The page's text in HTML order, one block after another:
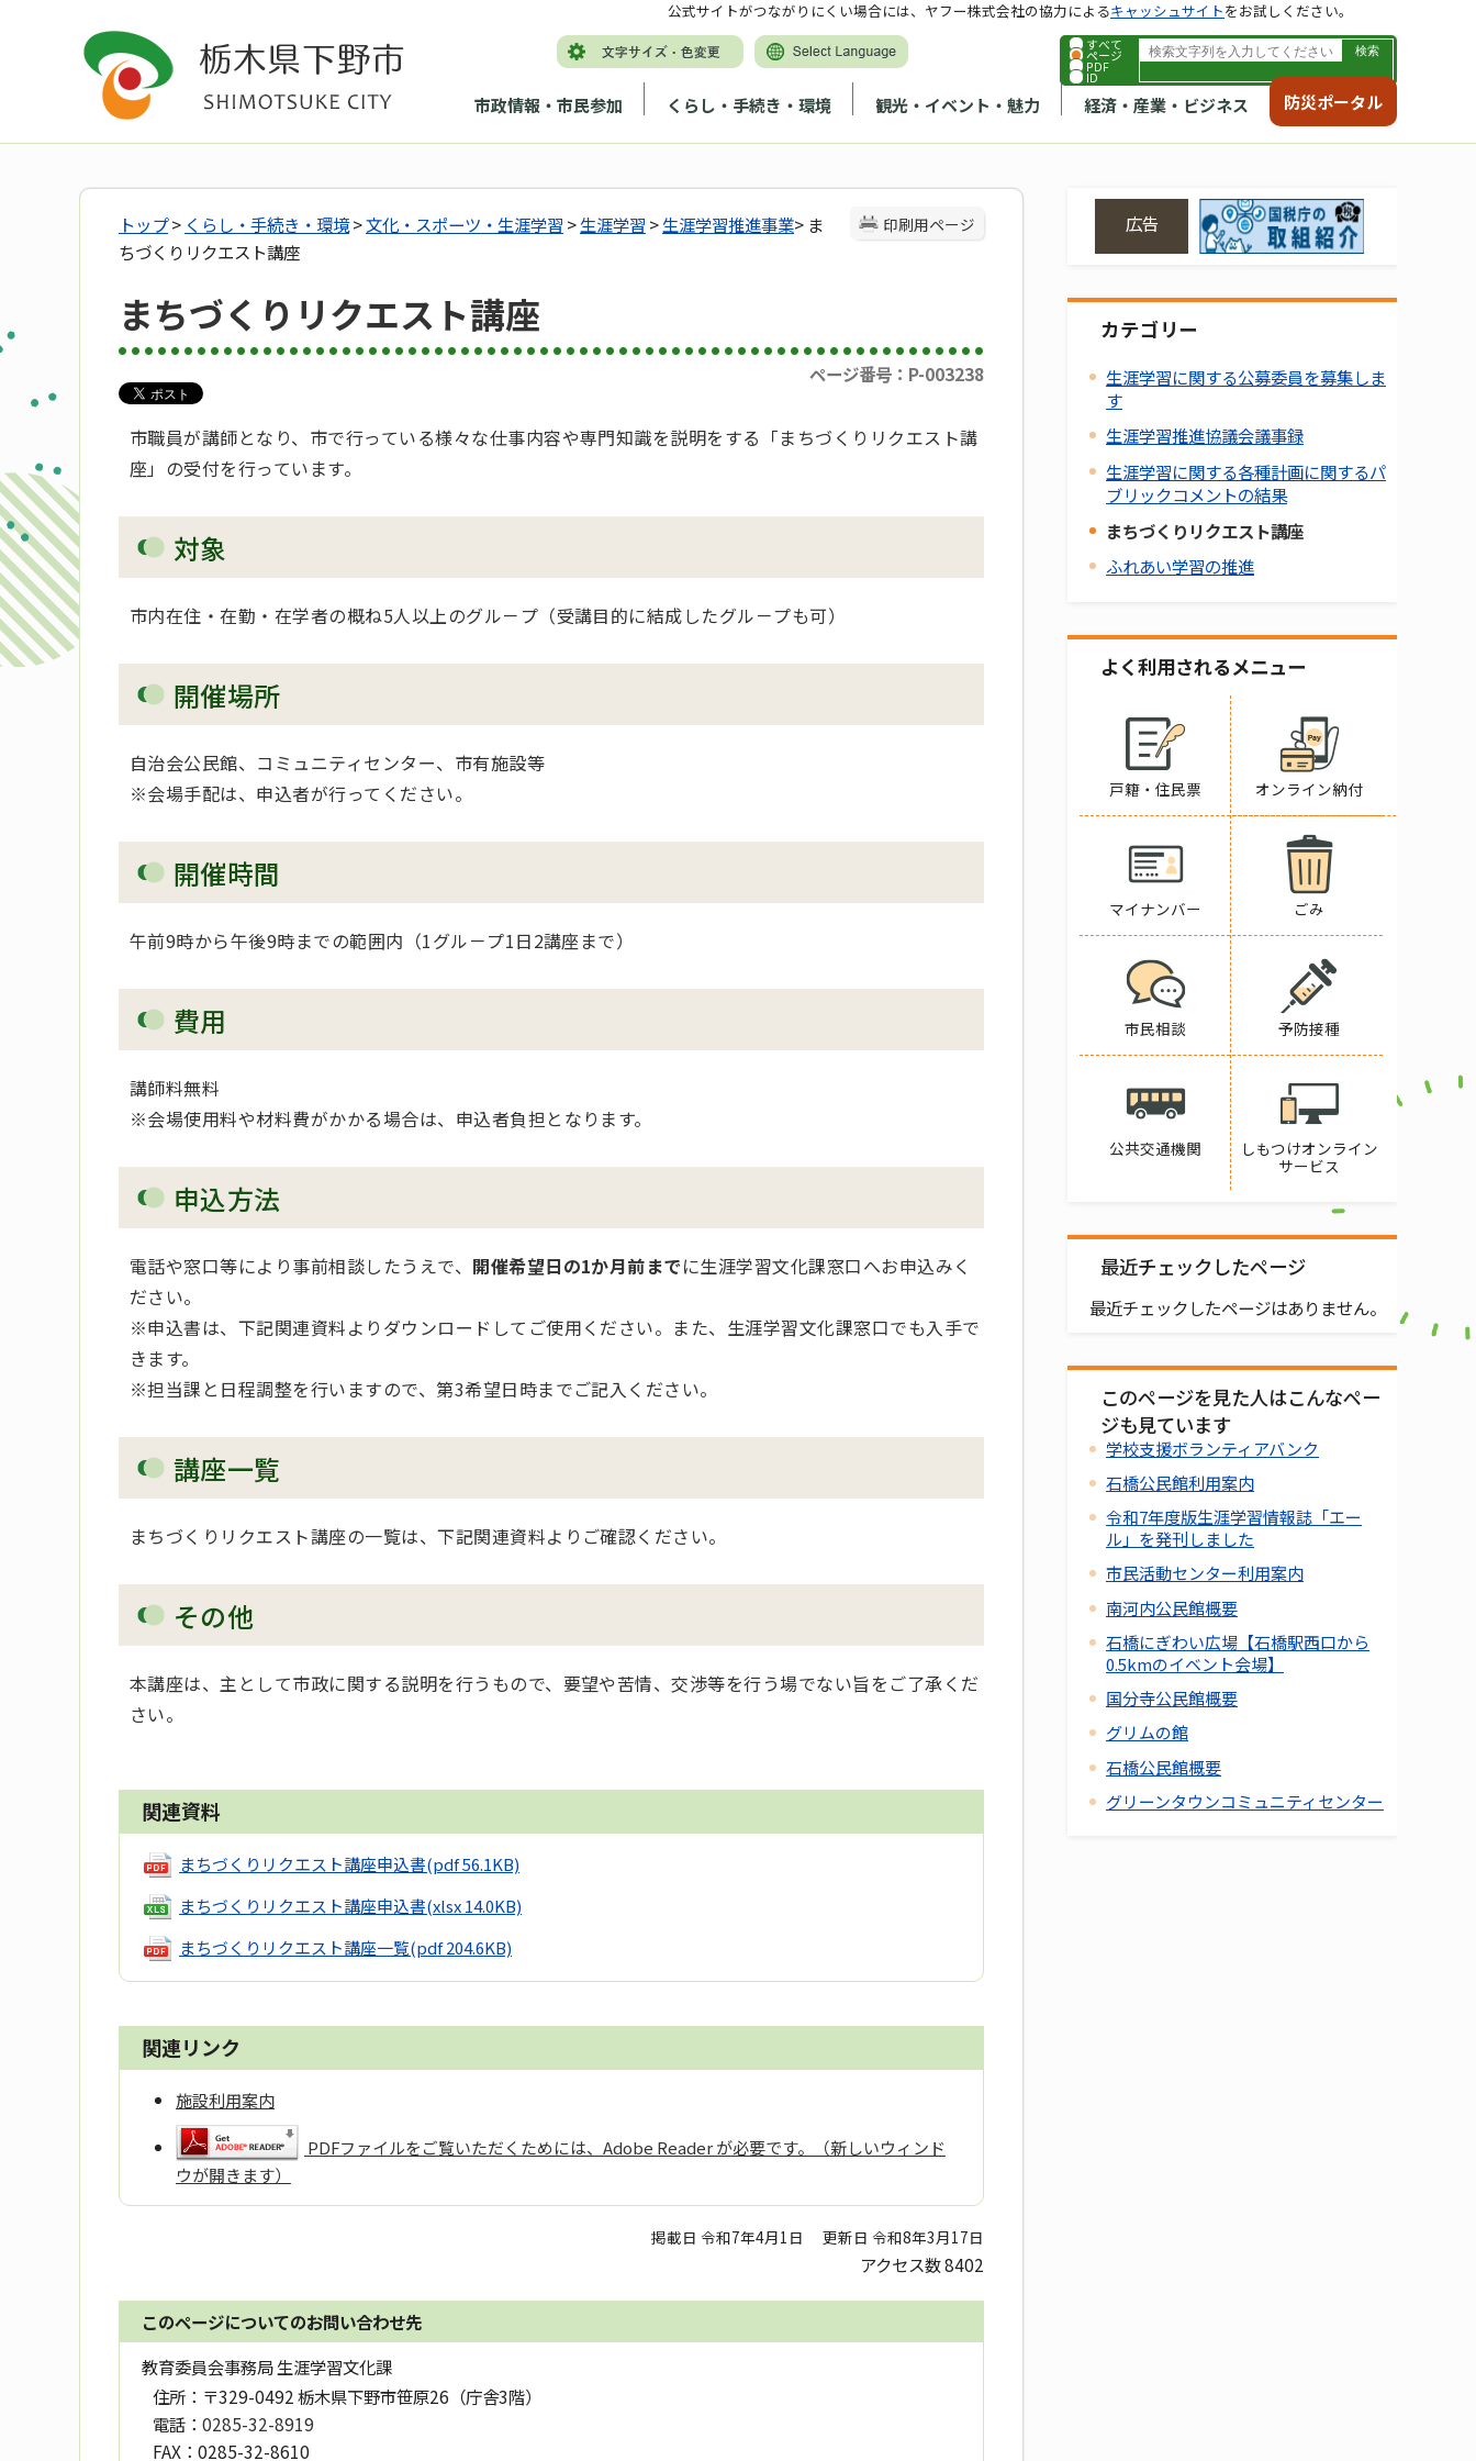
すべて
ページ
PDF
ID
市政情報・市民参加 くらし・手続き・環境 観光・イベント・魅力 経済・産業・ビジネス 防災ポータル
公式サイトがつながりにくい場合には、ヤフー株式会社の協力によるキャッシュサイトをお試しください。
印刷用ページ
トップ> くらし・手続き・環境>文化・スポーツ・生涯学習 >生涯学習 >生涯学習推進事業> ま
ちづくりリクエスト講座
まちづくりリクエスト講座
ページ番号：P-003238
市職員が講師となり、市で行っている様々な仕事内容や専門知識を説明をする「まちづくりリクエスト講
座」の受付を行っています。
対象
市内在住・在勤・在学者の概ね5人以上のグル－プ（受講目的に結成したグル－プも可）
開催場所
自治会公民館、コミュニティセンター、市有施設等
※会場手配は、申込者が行ってください。
開催時間
午前9時から午後9時までの範囲内（1グル－プ1日2講座まで）
費用
講師料無料
※会場使用料や材料費がかかる場合は、申込者負担となります。
申込方法
電話や窓口等により事前相談したうえで、 開催希望日の1か月前までに生涯学習文化課窓口へお申込みく
ださい。
※申込書は、下記関連資料よりダウンロードしてご使用ください。また、生涯学習文化課窓口でも入手で
きます。
※担当課と日程調整を行いますので、第3希望日時までご記入ください。
講座一覧
まちづくりリクエスト講座の一覧は、下記関連資料よりご確認ください。
その他
本講座は、主として市政に関する説明を行うもので、要望や苦情、交渉等を行う場でない旨をご了承くだ
さい。
関連資料
まちづくりリクエスト講座申込書(pdf 56.1KB)
まちづくりリクエスト講座申込書(xlsx 14.0KB)
まちづくりリクエスト講座一覧(pdf 204.6KB)
関連リンク
施設利用案内
PDFファイルをご覧いただくためには、Adobe Reader が必要です。（新しいウィンド
ウが開きます）
掲載日 令和7年4月1日 更新日 令和8年3月17日
アクセス数8402
このページについてのお問い合わせ先
教育委員会事務局 生涯学習文化課
住所： 〒329-0492 栃木県下野市笹原26（庁舎3階）
電話： 0285-32-8919
FAX： 0285-32-8610
広告
カテゴリー
生涯学習に関する公募委員を募集しま
す
生涯学習推進協議会議事録
生涯学習に関する各種計画に関するパ
ブリックコメントの結果
まちづくりリクエスト講座
ふれあい学習の推進
よく利用されるメニュー
戸籍・住民票 オンライン納付
マイナンバー ごみ
市民相談 予防接種
公共交通機関
しもつけオンライン
サービス
最近チェックしたページ
最近チェックしたページはありません。
このページを見た人はこんなペー
ジも見ています
学校支援ボランティアバンク
石橋公民館利用案内
令和7年度版生涯学習情報誌「エー
ル」を発刊しました
市民活動センター利用案内
南河内公民館概要
石橋にぎわい広場【石橋駅西口から
0.5kmのイベント会場】
国分寺公民館概要
グリムの館
石橋公民館概要
グリーンタウンコミュニティセンター